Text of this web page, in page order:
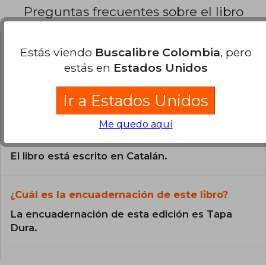
Preguntas frecuentes sobre el libro
¿El libro es original?
Todos los libros de nuestro
catálogo son Originales.
¿En qué Idioma está escrito el
El libro está escrito en Catalán.
¿Cuál es la encuadernación de este libro?
La encuadernación de esta edición es Tapa
Dura.
Estás viendo Buscalibre Colombia, pero
estás en Estados Unidos
Ir a Estados Unidos
Me quedo aquí